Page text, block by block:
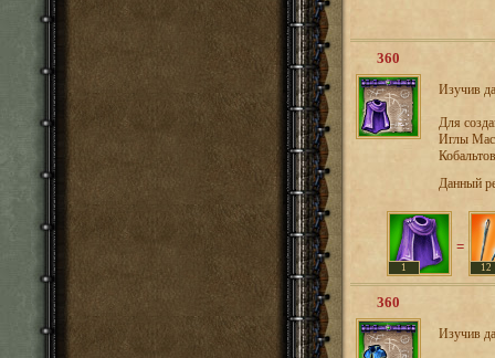
360
Изучив
Для
Иглы
Данный
1
=
12
360
Изучив